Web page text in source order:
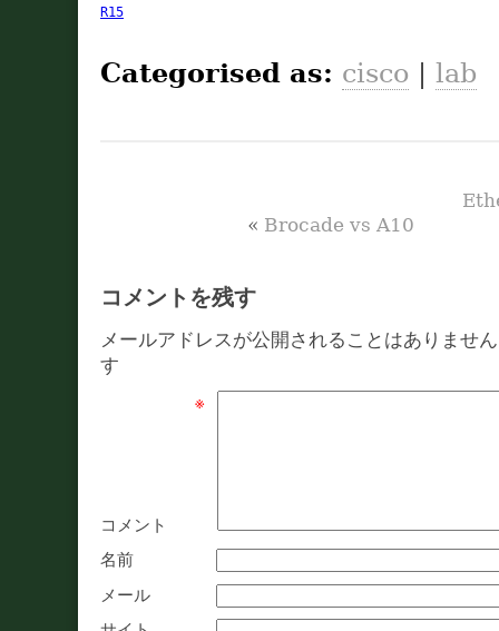
R15
Categorised as: cisco lab
« Brocade vs A10
コメントを残す
メールアドレスが公開されることはありませ
す
コメント
※
名前
メール